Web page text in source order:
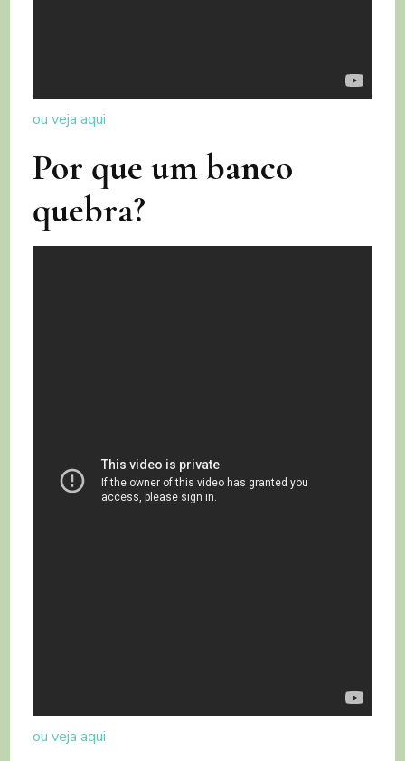
ou veja aqui
Por que um banco
quebra?
ou veja aqui